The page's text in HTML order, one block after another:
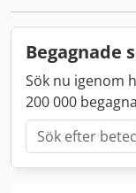
Begagnade
Sök nu igenom
200 000